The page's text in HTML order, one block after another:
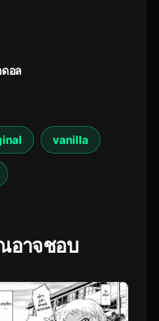
อล
vanilla
าจชอบ